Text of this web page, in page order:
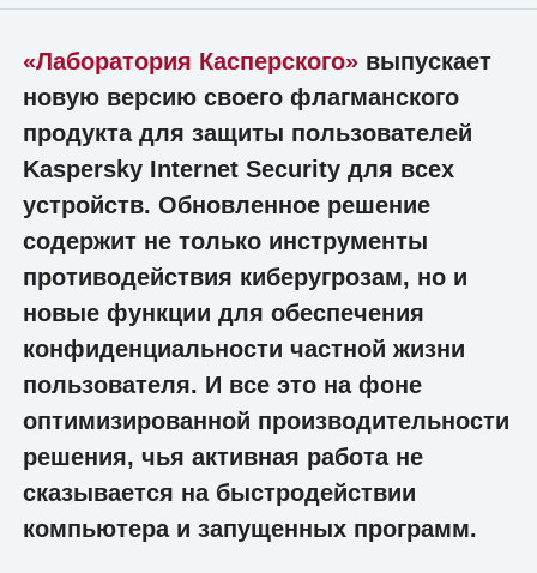
«Лаборатория Касперского»выпускает
новую версию своего флагманского
продукта для защиты пользователей
Kaspersky Internet Security для всех
устройств. Обновленное решение
содержит не только инструменты
противодействия киберугрозам, но и
новые функции для обеспечения
конфиденциальности частной жизни
пользователя. И все это на фоне
оптимизированной производительности
решения, чья активная работа не
сказывается на быстродействии
компьютера и запущенных программ.